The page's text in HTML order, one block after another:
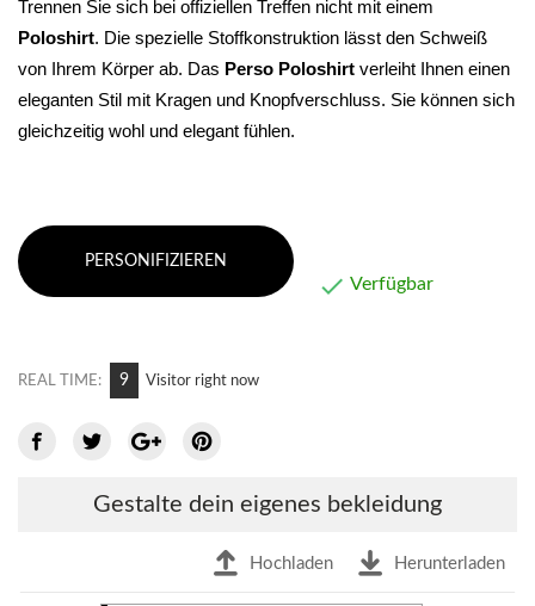
Poloshirt. Die spezielle Stoffkonstruktion lässt den Schweiß
von Ihrem Körper ab. Das Perso Poloshirt verleiht Ihnen einen
eleganten Stil mit Kragen und Knopfverschluss. Sie können sich
gleichzeitig wohl und elegant fühlen.
PERSONIFIZIEREN
 Verfügbar
REAL TIME: 9 Visitor right now
Gestalte dein eigenes bekleidung
Hochladen Herunterladen